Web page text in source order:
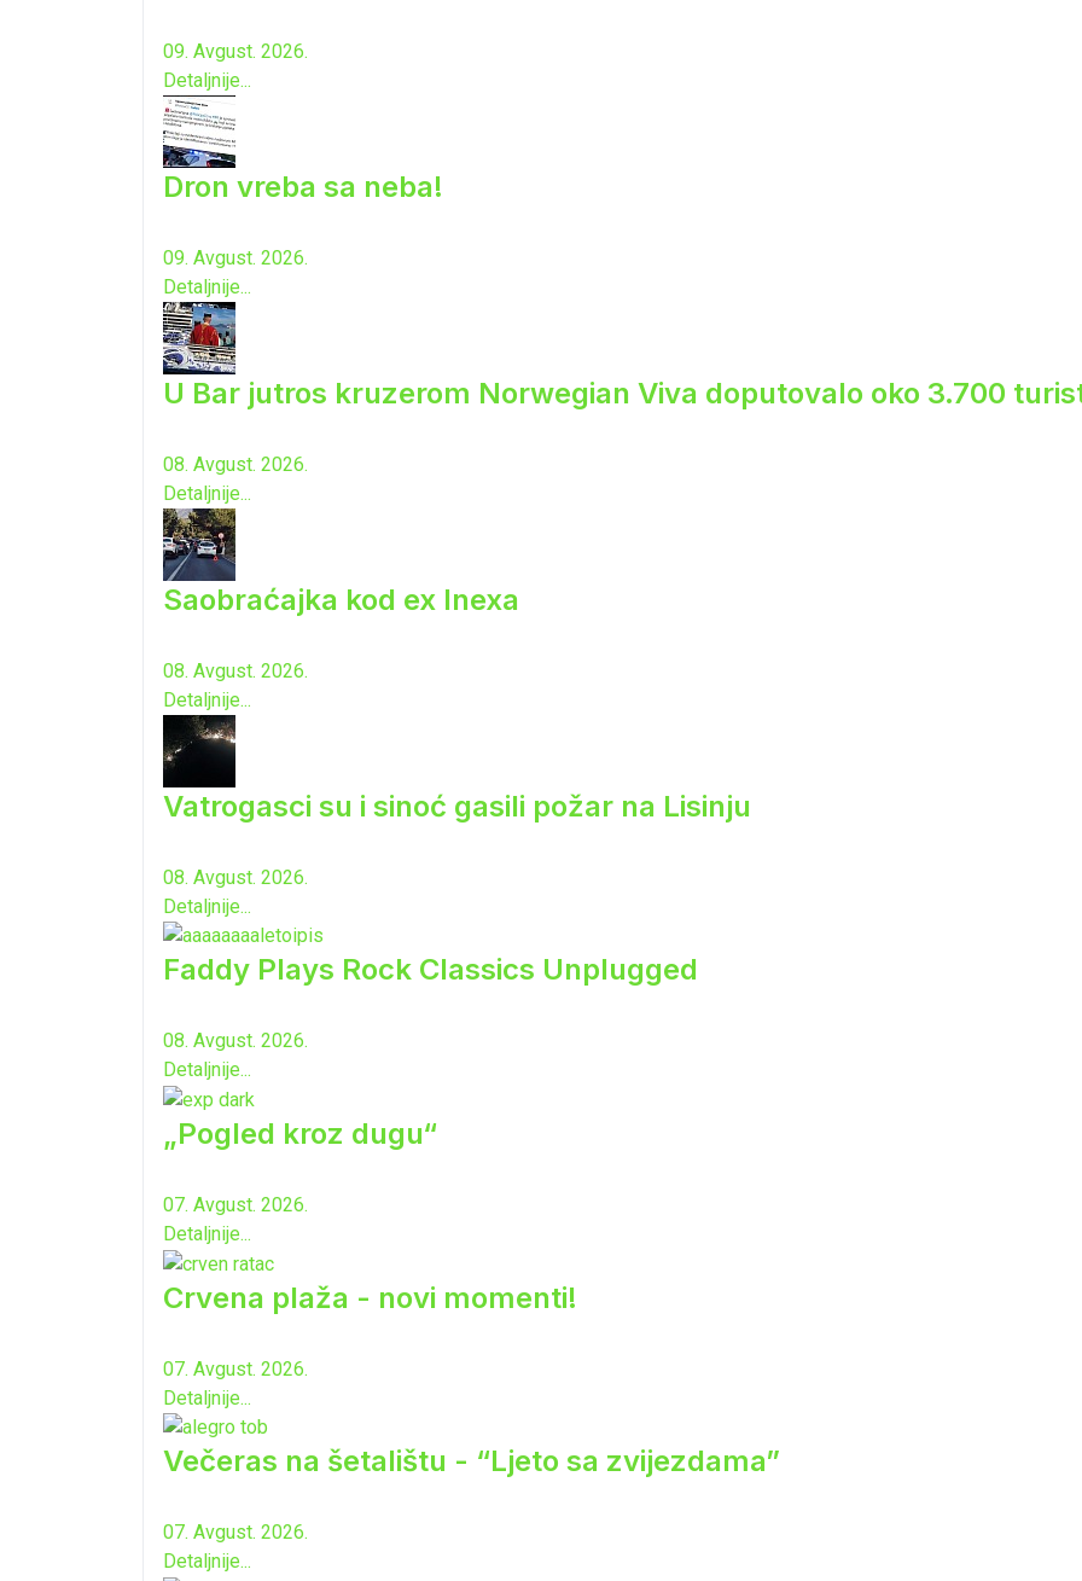
09. Avgust. 2026.
Detaljnije...
Dron vreba sa neba!
09. Avgust. 2026.
Detaljnije...
U Bar jutros kruzerom Norwegian Viva doputovalo oko 3.700
08. Avgust. 2026.
Detaljnije...
Saobraćajka kod ex Inexa
08. Avgust. 2026.
Detaljnije...
Vatrogasci su i sinoć gasili požar na Lisinju
08. Avgust. 2026.
Detaljnije...
Faddy Plays Rock Classics Unplugged
08. Avgust. 2026.
Detaljnije...
„Pogled kroz dugu“
07. Avgust. 2026.
Detaljnije...
Crvena plaža - novi momenti!
07. Avgust. 2026.
Detaljnije...
Večeras na šetalištu - “Ljeto sa zvijezdama”
07. Avgust. 2026.
Detaljnije...